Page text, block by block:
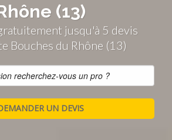
(13)
jusqu'à 5 devis
Bouches du Rhône (13)